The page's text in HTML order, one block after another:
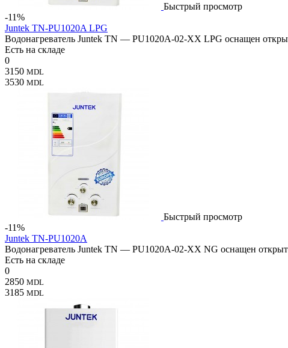
Быстрый просмотр
-11%
Juntek TN-PU1020A LPG
Водонагреватель Juntek TN — PU1020A-02-XX LPG оснащен
Есть на складе
0
3150 MDL
3530 MDL
Быстрый просмотр
-11%
Juntek TN-PU1020A
Водонагреватель Juntek TN — PU1020A-02-XX NG оснащен
Есть на складе
0
2850 MDL
3185 MDL